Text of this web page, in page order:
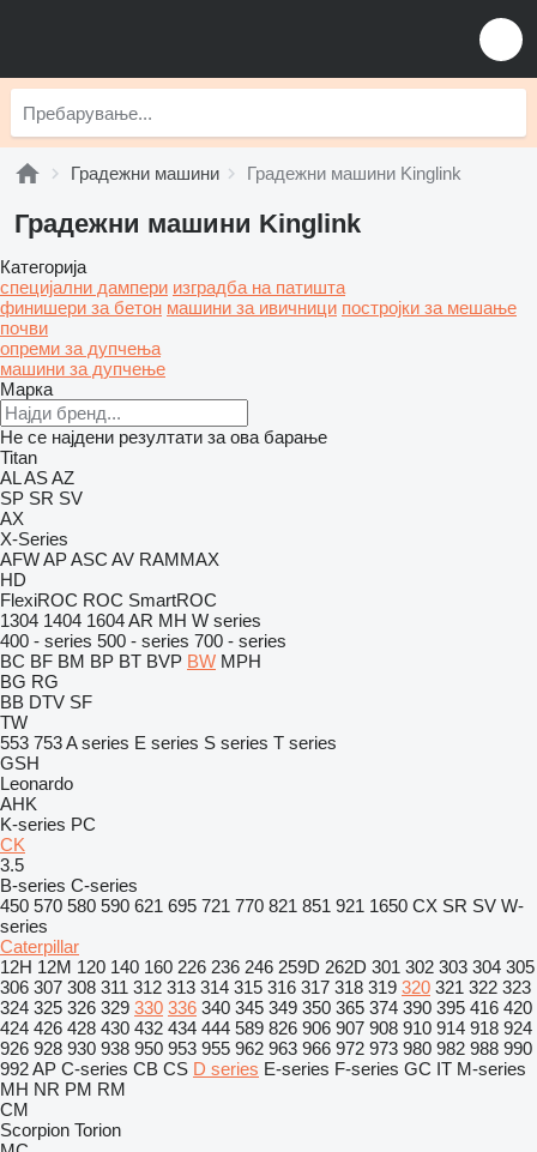
Градежни машини Градежни машини Kinglink
Градежни машини Kinglink
Категорија
специјални дампери изградба на патишта
финишери за бетон машини за ивичници постројки за мешање
почви
опреми за дупчења
машини за дупчење
Марка
Не се најдени резултати за ова барање
Titan
ALASAZ
SP SR SV
AX
X-Series
AFWAPASC AV RAMMAX
HD
FlexiROC ROC SmartROC
1304 1404 1604AR MH W series
400 - series 500 - series 700 - series
BC BF BM BP BT BVP BW MPH
BG RG
BB DTV SF
TW
553 753A series E series S series T series
GSH
Leonardo
AHK
K-series PC
CK
3.5
B-series C-series
450 570 580 590 621 695 721 770 821 851 921 1650 CX SR SV W-
series
Caterpillar
12H 12M 120 140 160 226 236 246 259D 262D 301 302 303 304 305
306 307 308 311 312 313 314 315 316 317 318 319 320 321 322 323
324 325 326 329 330 336 340 345 349 350 365 374 390 395 416 420
424 426 428 430 432 434 444 589 826 906 907 908 910 914 918 924
926 928 930 938 950 953 955 962 963 966 972 973 980 982 988 990
992AP C-series CB CS D series E-series F-series GC IT M-series
MH NR PM RM
CM
Scorpion Torion